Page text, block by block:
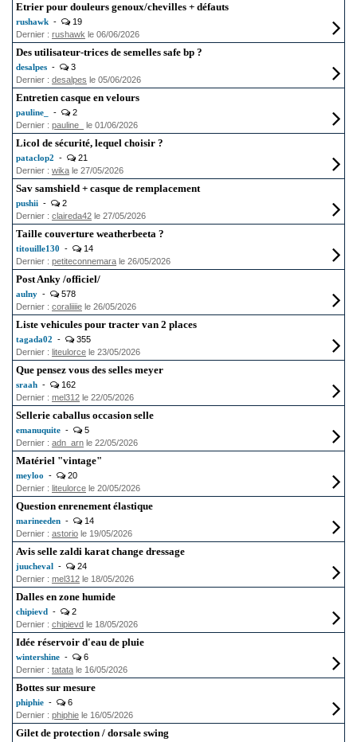
Etrier pour douleurs genoux/chevilles + défauts
rushawk -
19
Dernier : rushawk le 06/06/2026
Des utilisateur-trices de semelles safe bp ?
desalpes -
3
Dernier : desalpes le 05/06/2026
Entretien casque en velours
pauline_ -
2
Dernier : pauline_ le 01/06/2026
Licol de sécurité, lequel choisir ?
pataclop2 -
21
Dernier : wika le 27/05/2026
Sav samshield + casque de remplacement
pushii -
2
Dernier : claireda42 le 27/05/2026
Taille couverture weatherbeeta ?
titouille130 -
14
Dernier : petiteconnemara le 26/05/2026
Post Anky /officiel/
aulny -
578
Dernier : coraliiiie le 26/05/2026
Liste vehicules pour tracter van 2 places
tagada02 -
355
Dernier : liteulorce le 23/05/2026
Que pensez vous des selles meyer
sraah -
162
Dernier : mel312 le 22/05/2026
Sellerie caballus occasion selle
emanuquite -
5
Dernier : adn_arn le 22/05/2026
Matériel "vintage"
meyloo -
20
Dernier : liteulorce le 20/05/2026
Question enrenement élastique
marineeden -
14
Dernier : astorio le 19/05/2026
Avis selle zaldi karat change dressage
juucheval -
24
Dernier : mel312 le 18/05/2026
Dalles en zone humide
chipievd -
2
Dernier : chipievd le 18/05/2026
Idée réservoir d'eau de pluie
wintershine -
6
Dernier : tatata le 16/05/2026
Bottes sur mesure
phiphie -
6
Dernier : phiphie le 16/05/2026
Gilet de protection / dorsale swing